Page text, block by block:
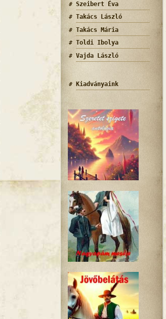
Szeibert Éva
Takács László
Takács Mária
Toldi Ibolya
Vajda László
Kiadványaink